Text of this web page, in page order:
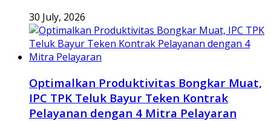
30 July, 2026
Optimalkan Produktivitas Bongkar Muat,
IPC TPK Teluk Bayur Teken Kontrak
Pelayanan dengan 4 Mitra Pelayaran